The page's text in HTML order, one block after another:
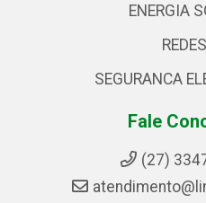
ENERGIA
REDES
SEGURANCA
Fale
(27)